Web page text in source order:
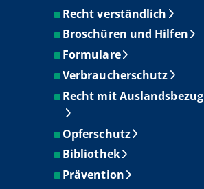
Recht verständlich
Broschüren und Hilfen
Formulare
Verbraucherschutz
Recht mit Auslandsbezug
Opferschutz
Bibliothek
Prävention